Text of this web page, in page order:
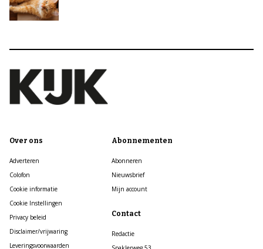
Over ons
Adverteren
Colofon
Cookie informatie
Cookie Instellingen
Privacy beleid
Disclaimer/vrijwaring
Leveringsvoorwaarden
Abonnementen
Abonneren
Nieuwsbrief
Mijn account
Contact
Redactie